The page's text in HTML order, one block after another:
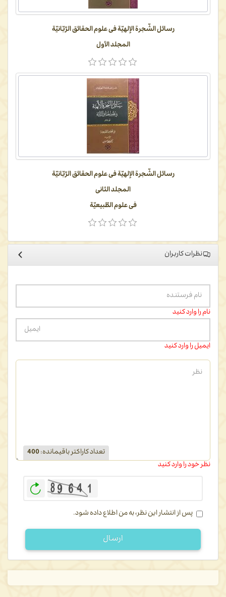
رسائل الشّجرة الإلهیّة فی علوم الحقائق الرّبّانیّة
المجلد الأول
رسائل الشّجرة الإلهیّة فی علوم الحقائق الرّبّانیّة
المجلد الثانی
فی علوم الطّبیعیّة
نظرات کاربران
نام را وارد کنید
ایمیل را وارد کنید
تعداد کاراکتر باقیمانده:
400
نظر خود را وارد کنید
پس از انتشار این نظر، به من اطلاع داده شود.
ارسال